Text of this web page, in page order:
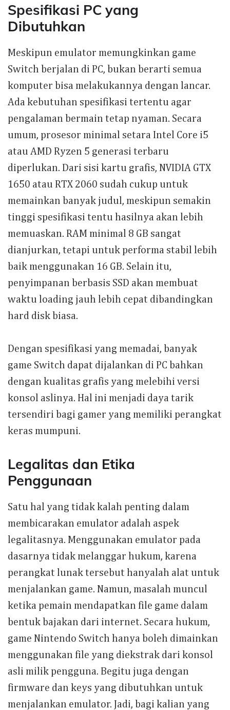
Spesifikasi PC yang
Dibutuhkan
Meskipun emulator memungkinkan game
Switch berjalan di PC, bukan berarti semua
komputer bisa melakukannya dengan lancar.
Ada kebutuhan spesifikasi tertentu agar
pengalaman bermain tetap nyaman. Secara
umum, prosesor minimal setara Intel Core i5
atau AMD Ryzen 5 generasi terbaru
diperlukan. Dari sisi kartu grafis, NVIDIA GTX
1650 atau RTX 2060 sudah cukup untuk
memainkan banyak judul, meskipun semakin
tinggi spesifikasi tentu hasilnya akan lebih
memuaskan. RAM minimal 8 GB sangat
dianjurkan, tetapi untuk performa stabil lebih
baik menggunakan 16 GB. Selain itu,
penyimpanan berbasis SSD akan membuat
waktu loading jauh lebih cepat dibandingkan
hard disk biasa.
Dengan spesifikasi yang memadai, banyak
game Switch dapat dijalankan di PC bahkan
dengan kualitas grafis yang melebihi versi
konsol aslinya. Hal ini menjadi daya tarik
tersendiri bagi gamer yang memiliki perangkat
keras mumpuni.
Legalitas dan Etika
Penggunaan
Satu hal yang tidak kalah penting dalam
membicarakan emulator adalah aspek
legalitasnya. Menggunakan emulator pada
dasarnya tidak melanggar hukum, karena
perangkat lunak tersebut hanyalah alat untuk
menjalankan game. Namun, masalah muncul
ketika pemain mendapatkan file game dalam
bentuk bajakan dari internet. Secara hukum,
game Nintendo Switch hanya boleh dimainkan
menggunakan file yang diekstrak dari konsol
asli milik pengguna. Begitu juga dengan
firmware dan keys yang dibutuhkan untuk
menjalankan emulator. Jadi, bagi kalian yang